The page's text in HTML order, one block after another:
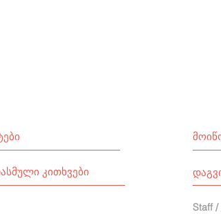
კითხვები
Staff